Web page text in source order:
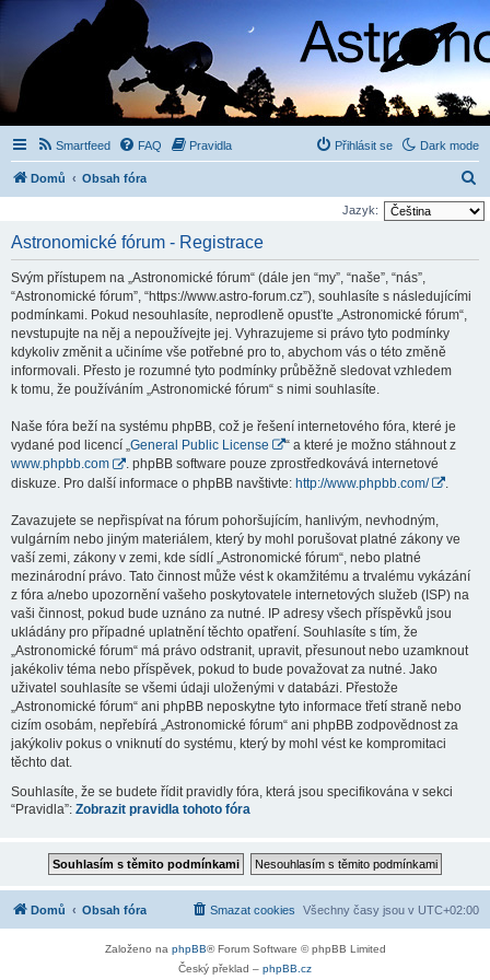
Dark mode
Smartfeed FAQ Pravidla Přihlásit se
Domů Obsah fóra
l
Jazyk:
Astronomické fórum - Registrace
Svým přístupem na „Astronomické fórum“ (dále jen “my”, “naše”, “nás”,
“Astronomické fórum”, “https://www.astro-forum.cz”), souhlasíte s následujícími
podmínkami. Pokud nesouhlasíte, neprodleně opusťte „Astronomické fórum“,
nevstupujte na něj a nepoužívejte jej. Vyhrazujeme si právo tyto podmínky
kdykoliv změnit a učiníme vše potřebné pro to, abychom vás o této změně
informovali. Přesto je rozumné tyto podmínky průběžně sledovat vzhledem
k tomu, že používáním „Astronomické fórum“ s nimi souhlasíte.
Naše fóra beží na systému phpBB, což je řešení internetového fóra, které je
vydané pod licencí „General Public License
“ a které je možno stáhnout z
www.phpbb.com
. phpBB software pouze zprostředkovává internetové
diskuze. Pro další informace o phpBB navštivte: http://www.phpbb.com/
Zavazujete se nepřispívat na fórum pohoršujícím, hanlivým, nevhodným,
vulgárním nebo jiným materiálem, který by mohl porušovat platné zákony ve
vaší zemi, zákony v zemi, kde sídlí „Astronomické fórum“, nebo platné
mezinárodní právo. Tato činnost může vést k okamžitému a trvalému vykázání
z fóra a/nebo upozornění vašeho poskytovatele internetových služeb (ISP) na
vaši činnost, pokud bude uznáno za nutné. IP adresy všech příspěvků jsou
ukládány pro případné uplatnění těchto opatření. Souhlasíte s tím, že
„Astronomické fórum“ má právo odstranit, upravit, přesunout nebo uzamknout
jakékoliv téma nebo příspěvek, pokud to bude považovat za nutné. Jako
uživatel souhlasíte se všemi údaji uloženými v databázi. Přestože
„Astronomické fórum“ ani phpBB neposkytne tyto informace třetí straně nebo
cizím osobám, nepřebírá „Astronomické fórum“ ani phpBB zodpovědnost za
jakýkoliv pokus o vniknutí do systému, který by mohl vést ke kompromitaci
těchto dat.
Souhlasíte, že se budete řídit pravidly fóra, která jsou specifikována v sekci
“Pravidla”: Zobrazit pravidla tohoto fóra
Domů Obsah fóra Všechny časy jsou v UTC+02:00
Smazat cookies
Založeno na phpBB® Forum Software © phpBB Limited
Český překlad – phpBB.cz